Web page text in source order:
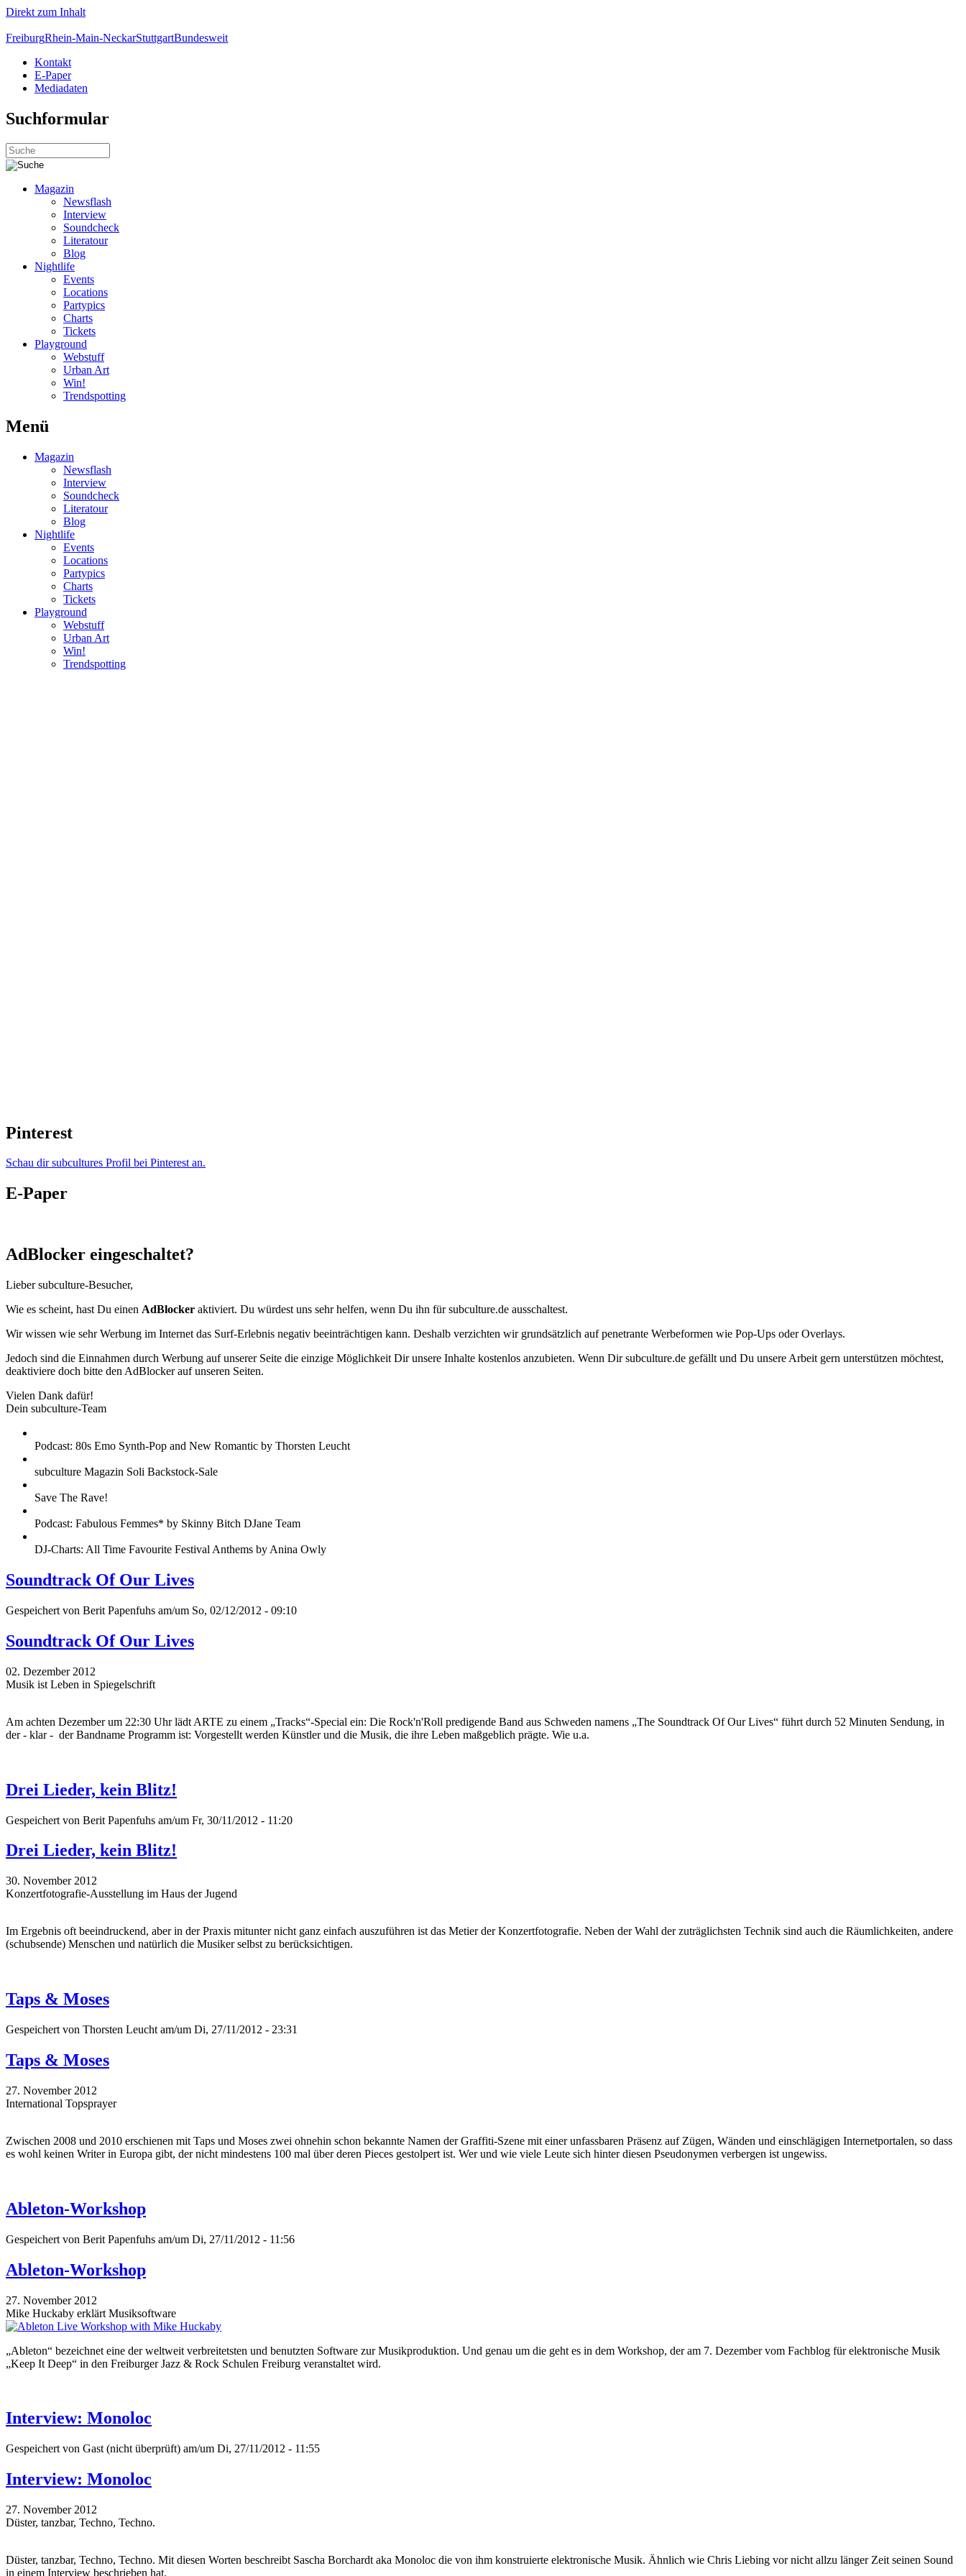
Direkt zum Inhalt
FreiburgRhein-Main-NeckarStuttgartBundesweit
Kontakt
E-Paper
Mediadaten
Suchformular
Magazin
Newsflash
Interview
Soundcheck
Literatour
Blog
Nightlife
Events
Locations
Partypics
Charts
Tickets
Playground
Webstuff
Urban Art
Win!
Trendspotting
Menü
Magazin
Newsflash
Interview
Soundcheck
Literatour
Blog
Nightlife
Events
Locations
Partypics
Charts
Tickets
Playground
Webstuff
Urban Art
Win!
Trendspotting
Pinterest
Schau dir subcultures Profil bei Pinterest an.
E-Paper
AdBlocker eingeschaltet?
Lieber subculture-Besucher,
Wie es scheint, hast Du einen AdBlocker aktiviert. Du würdest uns sehr helfen, wenn Du ihn für subculture.de ausschaltest.
Wir wissen wie sehr Werbung im Internet das Surf-Erlebnis negativ beeinträchtigen kann. Deshalb verzichten wir grundsätzlich auf penetrante Werbeformen wie Pop-Ups oder Overlays.
Jedoch sind die Einnahmen durch Werbung auf unserer Seite die einzige Möglichkeit Dir unsere Inhalte kostenlos anzubieten. Wenn Dir subculture.de gefällt und Du unsere Arbeit gern unterstützen möchtest,
deaktiviere doch bitte den AdBlocker auf unseren Seiten.
Vielen Dank dafür!
Dein subculture-Team
Podcast: 80s Emo Synth-Pop and New Romantic by Thorsten Leucht
subculture Magazin Soli Backstock-Sale
Save The Rave!
Podcast: Fabulous Femmes* by Skinny Bitch DJane Team
DJ-Charts: All Time Favourite Festival Anthems by Anina Owly
Soundtrack Of Our Lives
Gespeichert von Berit Papenfuhs am/um So, 02/12/2012 - 09:10
Soundtrack Of Our Lives
02. Dezember 2012
Musik ist Leben in Spiegelschrift
Am achten Dezember um 22:30 Uhr lädt ARTE zu einem „Tracks“-Special ein: Die Rock'n'Roll predigende Band aus Schweden namens „The Soundtrack Of Our Lives“ führt durch 52 Minuten Sendung, in
der - klar - der Bandname Programm ist: Vorgestellt werden Künstler und die Musik, die ihre Leben maßgeblich prägte. Wie u.a.
Drei Lieder, kein Blitz!
Gespeichert von Berit Papenfuhs am/um Fr, 30/11/2012 - 11:20
Drei Lieder, kein Blitz!
30. November 2012
Konzertfotografie-Ausstellung im Haus der Jugend
Im Ergebnis oft beeindruckend, aber in der Praxis mitunter nicht ganz einfach auszuführen ist das Metier der Konzertfotografie. Neben der Wahl der zuträglichsten Technik sind auch die Räumlichkeiten, andere
(schubsende) Menschen und natürlich die Musiker selbst zu berücksichtigen.
Taps & Moses
Gespeichert von Thorsten Leucht am/um Di, 27/11/2012 - 23:31
Taps & Moses
27. November 2012
International Topsprayer
Zwischen 2008 und 2010 erschienen mit Taps und Moses zwei ohnehin schon bekannte Namen der Graffiti-Szene mit einer unfassbaren Präsenz auf Zügen, Wänden und einschlägigen Internetportalen, so dass
es wohl keinen Writer in Europa gibt, der nicht mindestens 100 mal über deren Pieces gestolpert ist. Wer und wie viele Leute sich hinter diesen Pseudonymen verbergen ist ungewiss.
Ableton-Workshop
Gespeichert von Berit Papenfuhs am/um Di, 27/11/2012 - 11:56
Ableton-Workshop
27. November 2012
Mike Huckaby erklärt Musiksoftware
„Ableton“ bezeichnet eine der weltweit verbreitetsten und benutzten Software zur Musikproduktion. Und genau um die geht es in dem Workshop, der am 7. Dezember vom Fachblog für elektronische Musik
„Keep It Deep“ in den Freiburger Jazz & Rock Schulen Freiburg veranstaltet wird.
Interview: Monoloc
Gespeichert von Gast (nicht überprüft) am/um Di, 27/11/2012 - 11:55
Interview: Monoloc
27. November 2012
Düster, tanzbar, Techno, Techno.
Düster, tanzbar, Techno, Techno. Mit diesen Worten beschreibt Sascha Borchardt aka Monoloc die von ihm konstruierte elektronische Musik. Ähnlich wie Chris Liebing vor nicht allzu länger Zeit seinen Sound
in einem Interview beschrieben hat.